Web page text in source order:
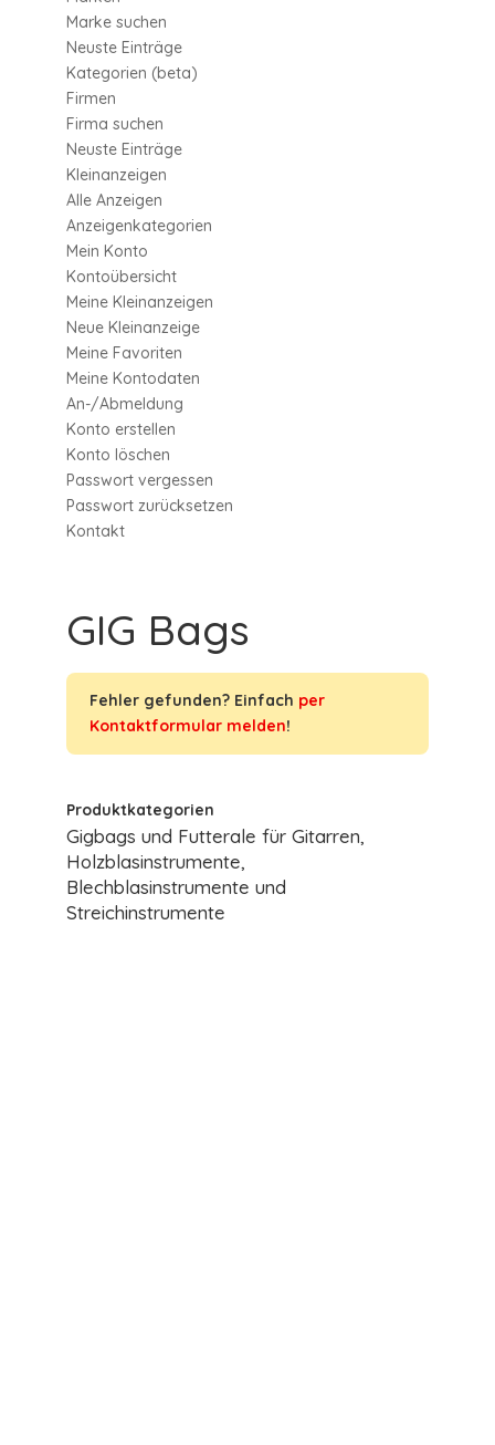
Marke suchen
Neuste Einträge
Kategorien (beta)
Firmen
Firma suchen
Neuste Einträge
Kleinanzeigen
Alle Anzeigen
Anzeigen­kategorien
Mein Konto
Kontoübersicht
Meine Kleinanzeigen
Neue Kleinanzeige
Meine Favoriten
Meine Kontodaten
An-/Abmeldung
Konto erstellen
Konto löschen
Passwort vergessen
Passwort zurücksetzen
Kontakt
GIG Bags
Fehler gefunden? Einfach per
Kontaktformular melden!
Produktkategorien
Gigbags und Futterale für Gitarren,
Holzblasinstrumente,
Blechblasinstrumente und
Streichinstrumente